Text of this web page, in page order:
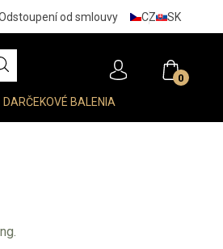
od smlouvy CZ SK
0
DARČEKOVÉ BALENIA